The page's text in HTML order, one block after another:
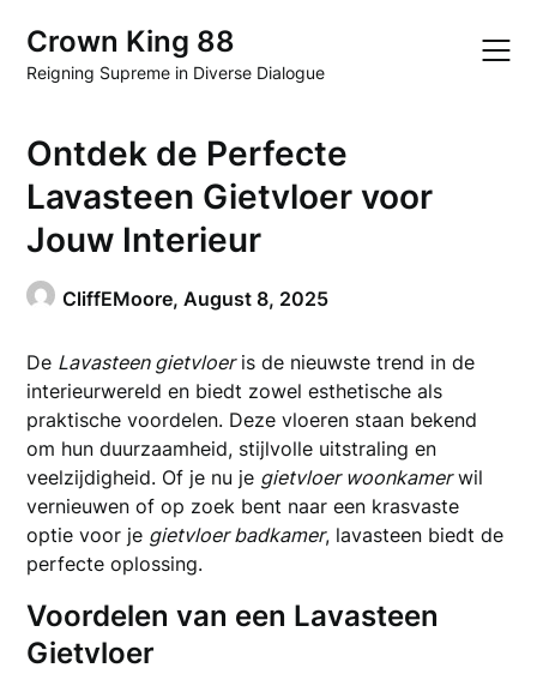
content
Crown King 88
Reigning Supreme in Diverse Dialogue
Ontdek de Perfecte
Lavasteen Gietvloer voor
Jouw Interieur
CliffEMoore,August 8, 2025
De Lavasteen gietvloeris de nieuwste trend in de
interieurwereld en biedt zowel esthetische als
praktische voordelen. Deze vloeren staan bekend
om hun duurzaamheid, stijlvolle uitstraling en
veelzijdigheid. Of je nu je gietvloer woonkamerwil
vernieuwen of op zoek bent naar een krasvaste
optie voor je gietvloer badkamer, lavasteen biedt de
perfecte oplossing.
Voordelen van een Lavasteen
Gietvloer